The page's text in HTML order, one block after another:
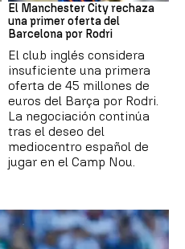
El Manchester City rechaza
una primer oferta del
Barcelona por Rodri
El club inglés considera
insuficiente una primera
oferta de 45 millones de
euros del Barça por Rodri.
La negociación continúa
tras el deseo del
mediocentro español de
jugar en el Camp Nou.